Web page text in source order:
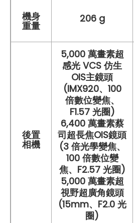
機身
重量
206 g
後置
相機
5,000 萬畫素超
感光 VCS 仿生
OIS主鏡頭
(IMX920、100
倍數位變焦、
F1.57 光圈)
6,400 萬畫素蔡
司超長焦OIS鏡頭
(3 倍光學變焦、
100 倍數位變
焦、F2.57 光圈)
5,000 萬畫素超
視野超廣角鏡頭
(15mm、F2.0 光
圈)